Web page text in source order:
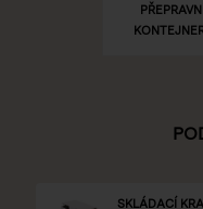
PŘEPRAVNÍ
SKLÁDACÍ